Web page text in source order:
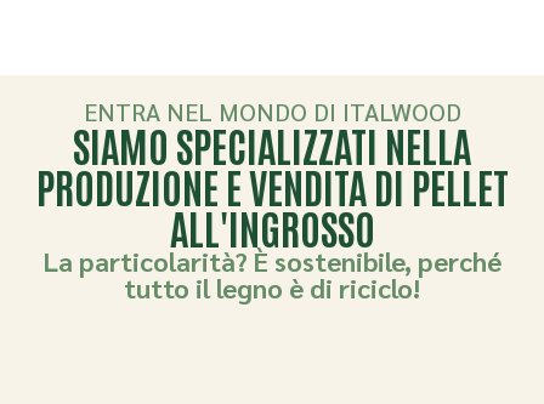
ENTRA NEL MONDO DI ITALWOOD
SIAMO SPECIALIZZATI NELLA
PRODUZIONE E VENDITA DI PELLET
ALL'INGROSSO
La particolarità? È sostenibile, perché
tutto il legno è di riciclo!